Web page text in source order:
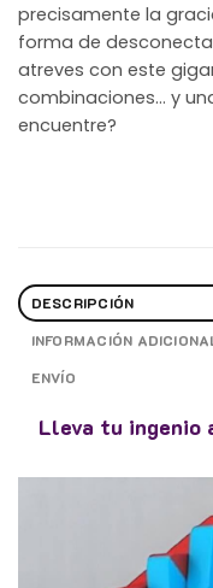
precisamente la
forma de
atreves con este
combinaciones… y
encuentre?
DESCRIPCIÓN
INFORMACIÓN
ENVÍO
Lleva tu ingenio